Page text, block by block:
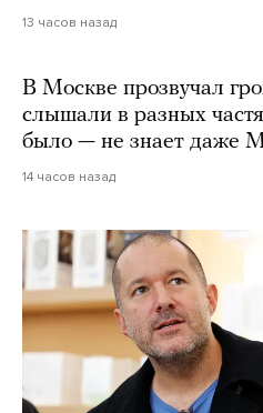
13 часов назад
В Москве прозвучал
слышали в разных
было — не знает даже
14 часов назад